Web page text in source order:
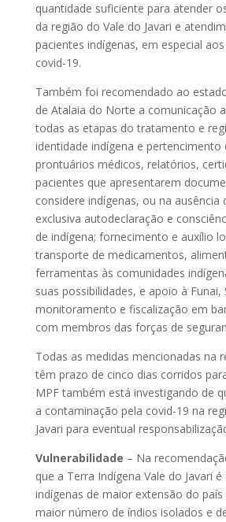
quantidade suficiente para atender
da região do Vale do Javari e
pacientes indígenas, em especial
covid-19.
Também foi recomendado ao
de Atalaia do Norte a comunicação
todas as etapas do tratamento e
identidade indígena e pertencimento
prontuários médicos, relatórios,
pacientes que apresentarem
considere indígenas, ou na ausência
exclusiva autodeclaração e
de indígena; fornecimento e auxílio
transporte de medicamentos,
ferramentas às comunidades
suas possibilidades, e apoio à Funai,
monitoramento e fiscalização em
com membros das forças de
Todas as medidas mencionadas na
têm prazo de cinco dias corridos
MPF também está investigando de
a contaminação pela covid-19 na
Javari para eventual
Vulnerabilidade – Na
que a Terra Indígena Vale do Javari
indígenas de maior extensão do
maior número de índios isolados e